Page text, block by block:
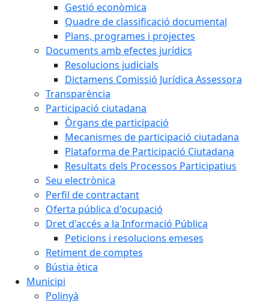
Gestió econòmica
Quadre de classificació documental
Plans, programes i projectes
Documents amb efectes jurídics
Resolucions judicials
Dictamens Comissió Jurídica Assessora
Transparència
Participació ciutadana
Òrgans de participació
Mecanismes de participació ciutadana
Plataforma de Participació Ciutadana
Resultats dels Processos Participatius
Seu electrònica
Perfil de contractant
Oferta pública d'ocupació
Dret d'accés a la Informació Pública
Peticions i resolucions emeses
Retiment de comptes
Bústia ètica
Municipi
Polinyà